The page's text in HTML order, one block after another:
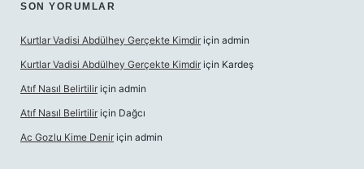
SON YORUMLAR
Kurtlar Vadisi Abdülhey Gerçekte Kimdir için admin
Kurtlar Vadisi Abdülhey Gerçekte Kimdir için Kardeş
Atıf Nasıl Belirtilir için admin
Atıf Nasıl Belirtilir için Dağcı
Ac Gozlu Kime Denir için admin